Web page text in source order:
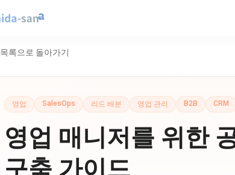
목록으로 돌아가기
영업 SalesOps 리드 배분 영업 관리 B2B CRM
영업 매니저를 위한
구축 가이드